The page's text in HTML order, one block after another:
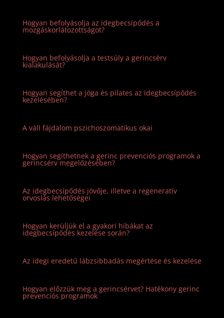
Hogyan befolyásolja az idegbecsípődés a
mozgáskorlátozottságot?
Hogyan befolyásolja a testsúly a gerincsérv
kialakulását?
Hogyan segíthet a jóga és pilates az idegbecsípődés
kezelésében?
A váll fájdalom pszichoszomatikus okai
Hogyan segíthetnek a gerinc prevenciós programok a
gerincsérv megelőzésében?
Az idegbecsípődés jövője, illetve a regeneratív
orvoslás lehetőségei
Hogyan kerüljük el a gyakori hibákat az
idegbecsípődés kezelése során?
Az idegi eredetű lábzsibbadás megértése és kezelése
Hogyan előzzük meg a gerincsérvet? Hatékony gerinc
prevenciós programok